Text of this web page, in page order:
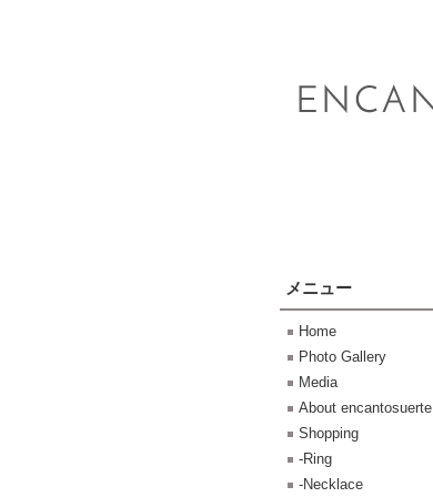
メニュー
Home
Photo Gallery
Media
About encantosuerte
Shopping
-Ring
-Necklace